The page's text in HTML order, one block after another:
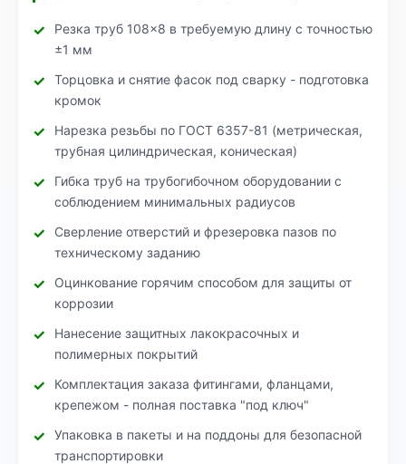
Резка труб 108×8 в требуемую длину с точностью
±1 мм
Торцовка и снятие фасок под сварку - подготовка
кромок
Нарезка резьбы по ГОСТ 6357-81 (метрическая,
трубная цилиндрическая, коническая)
Гибка труб на трубогибочном оборудовании с
соблюдением минимальных радиусов
Сверление отверстий и фрезеровка пазов по
техническому заданию
Оцинкование горячим способом для защиты от
коррозии
Нанесение защитных лакокрасочных и
полимерных покрытий
Комплектация заказа фитингами, фланцами,
крепежом - полная поставка "под ключ"
Упаковка в пакеты и на поддоны для безопасной
транспортировки